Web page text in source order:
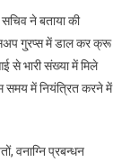
ने बताया की
गु्रप्स में डाल कर क्रू
से भारी संख्या में मिले
समय में नियंत्रित करने में
वनाग्नि प्रबन्धन